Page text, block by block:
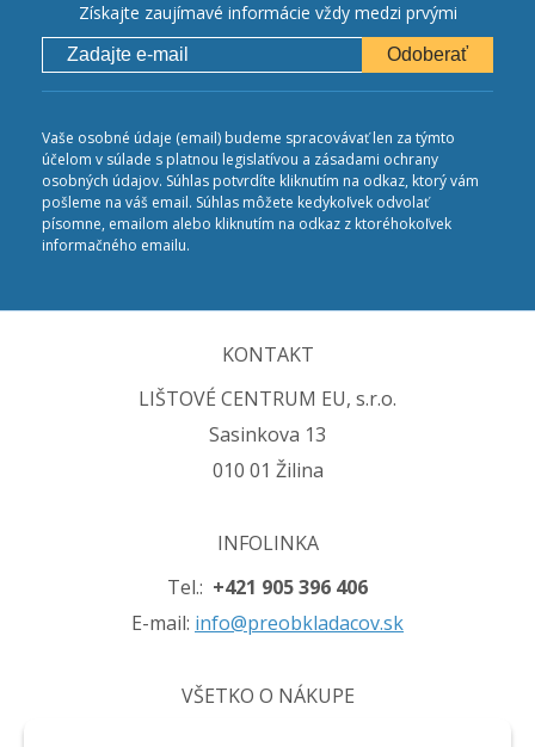
Získajte zaujímavé informácie vždy medzi prvými
Odoberať
Vaše osobné údaje (email) budeme spracovávať len za týmto
účelom v súlade s platnou legislatívou a zásadami ochrany
osobných údajov. Súhlas potvrdíte kliknutím na odkaz, ktorý vám
pošleme na váš email. Súhlas môžete kedykoľvek odvolať
písomne, emailom alebo kliknutím na odkaz z ktoréhokoľvek
informačného emailu.
KONTAKT
LIŠTOVÉ CENTRUM EU, s.r.o.
Sasinkova 13
010 01 Žilina
INFOLINKA
Tel.: +421 905 396 406
E-mail: info@preobkladacov.sk
VŠETKO O NÁKUPE